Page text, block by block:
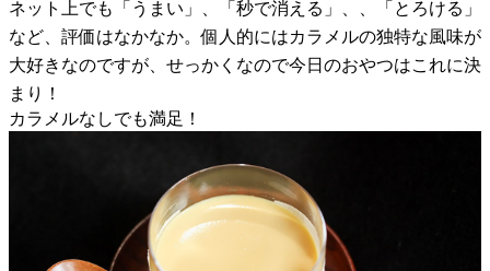
ネット上でも「うまい」、「秒で消える」、、「とろける」
など、評価はなかなか。個人的にはカラメルの独特な風味が
大好きなのですが、せっかくなので今日のおやつはこれに決
まり！
カラメルなしでも満足！